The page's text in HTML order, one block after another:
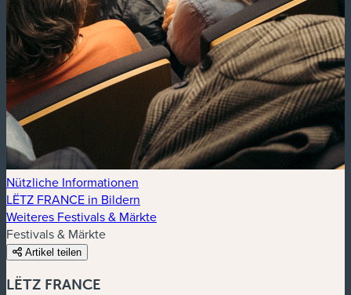
Nützliche Informationen
LËTZ FRANCE in Bildern
Weiteres Festivals & Märkte
Festivals & Märkte
Artikel teilen
LËTZ FRANCE